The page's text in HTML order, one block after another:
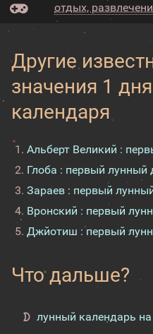
отдых,
Другие
значения 1
календаря
Альберт Великий :
Глоба : первый лунный
Зараев : первый
Вронский : первый
Джйотиш : первый
Что дальше?
лунный календарь на